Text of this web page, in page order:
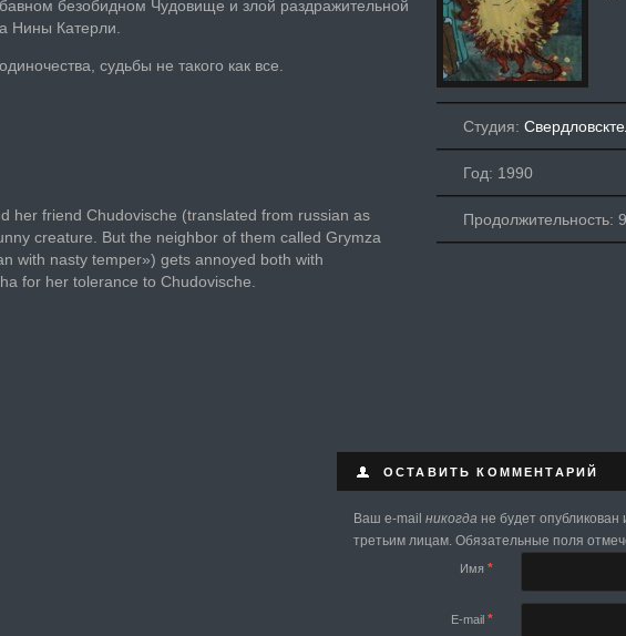
безобидном Чудовище и злой раздражительной
Нины Катерли.
судьбы не такого как все.
her friend Chudovische (translated from russian as
creature. But the neighbor of them called Grymza
with nasty temper») gets annoyed both with
for her tolerance to Chudovische.
Студия:
Год: 1990
Продолжительность:
ОСТАВИТЬ КОММЕНТАРИЙ
Ваш e-mail никогда не будет опубликован
третьим лицам. Обязательные поля
Имя *
E-mail *